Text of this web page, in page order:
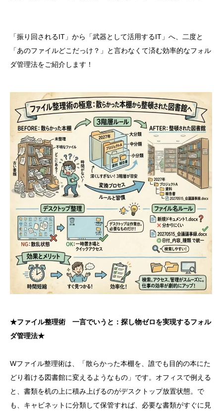
「振り回されるIT」から「武器として活用するIT」へ、二度と
「あのファイルどこだっけ？」と言わなくて済む効率的なフォル
ダ管理法をご紹介します！
★ファイル整理術 一言でいうと：探し物ゼロを実現するフォル
ダ管理法★
Wファイル整理術は、「散らかった本棚を、誰でも目的の本にた
どり着ける図書館に変えるようなもの」です。オフィスで例える
と、書類を机の上に積み上げるのがデスクトップ放置状態。で
も、キャビネットに分類して保管すれば、必要な書類がすぐに見